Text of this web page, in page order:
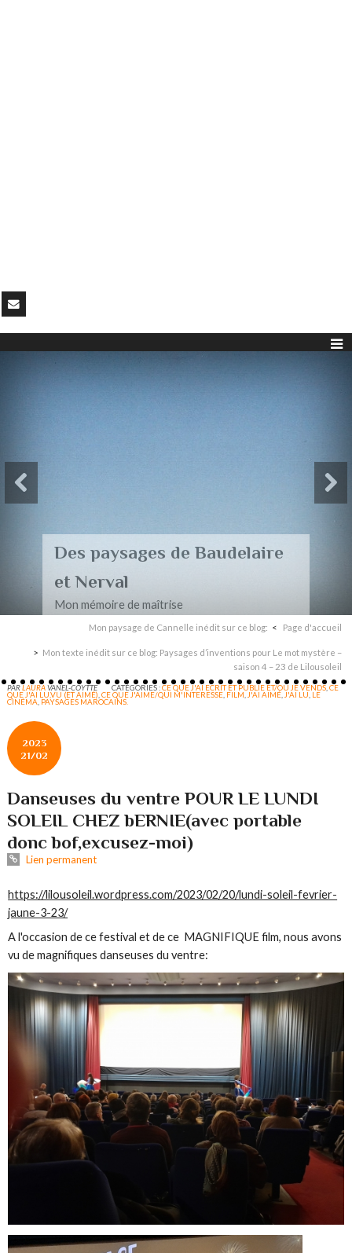
Des paysages de Baudelaire
et Nerval
Mon mémoire de maîtrise
Mon paysage de Cannelle inédit sur ce blog: Page d'accueil
Mon texte inédit sur ce blog: Paysages d’inventions pour Le mot mystère –
saison 4 – 23 de Lilousoleil
PARLAURAVANEL-COYTTE CATÉGORIES :CE QUE J'AI ECRIT ET PUBLIE ET/OU JE VENDS ,CE
QUE J'AI LU,VU (ET AIMÉ) ,CE QUE J'AIME/QUI M'INTERESSE FILM J'AI AIMÉ J'AI LU LE
CINÉMA PAYSAGES MAROCAINS.
2023
21/02
Danseuses du ventre POUR LE LUNDI
SOLEIL CHEZ bERNIE(avec portable
donc bof,excusez-moi)
Lien permanent
https://lilousoleil.wordpress.com/2023/02/20/lundi-soleil-fevrier-
jaune-3-23/
A l'occasion de ce festival et de ce MAGNIFIQUE film, nous avons
vu de magnifiques danseuses du ventre: